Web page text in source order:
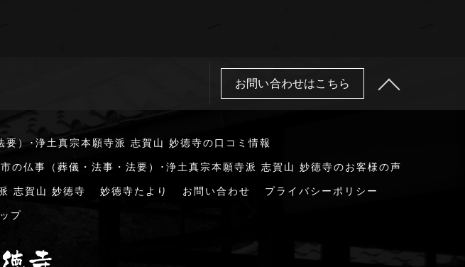
お問い合わせはこちら
要）･浄土真宗本願寺派 志賀山 妙徳寺の口コミ情報
の仏事（葬儀・法事・法要）･浄土真宗本願寺派 志賀山 妙徳寺のお客様の声
志賀山 妙徳寺 妙徳寺たより お問い合わせ プライバシーポリシー
プ